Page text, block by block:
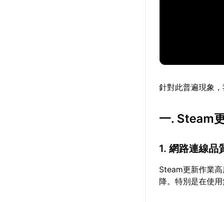
針對此普遍現象
一. Steam
1. 網路連線品
Steam更新作業
降。特別是在使